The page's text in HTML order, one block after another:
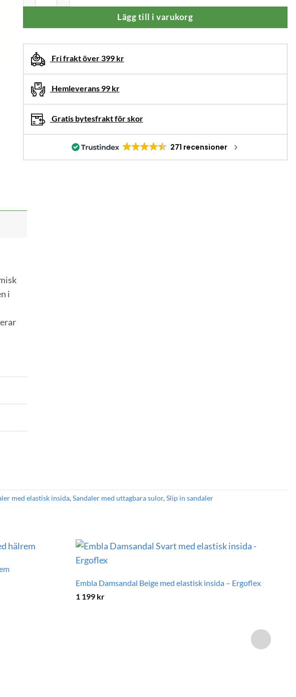
Lägg till i varukorg
Fri frakt över 399 kr
Hemleverans 99 kr
Gratis bytesfrakt för skor
271 recensioner
i
med elastisk insida,Sandaler med uttagbara sulor,Slip in sandaler
Embla Damsandal Beige med elastisk insida – Ergoflex
1 199 kr